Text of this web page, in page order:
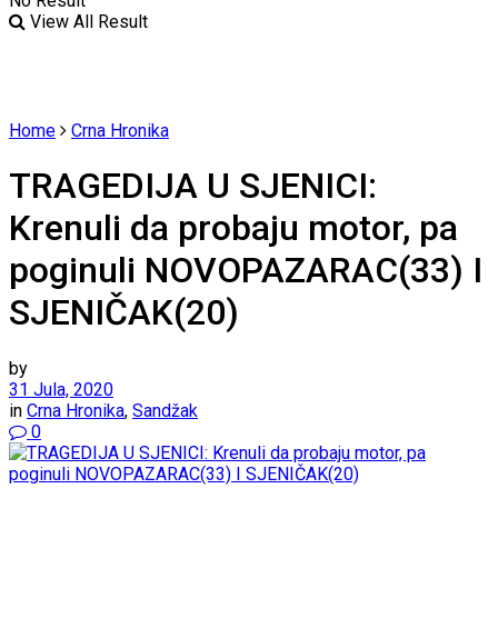
View All Result
Home Crna Hronika
TRAGEDIJA U SJENICI:
Krenuli da probaju motor, pa
poginuli NOVOPAZARAC(33) I
SJENIČAK(20)
by
31 Jula, 2020
in Crna Hronika, Sandžak
0